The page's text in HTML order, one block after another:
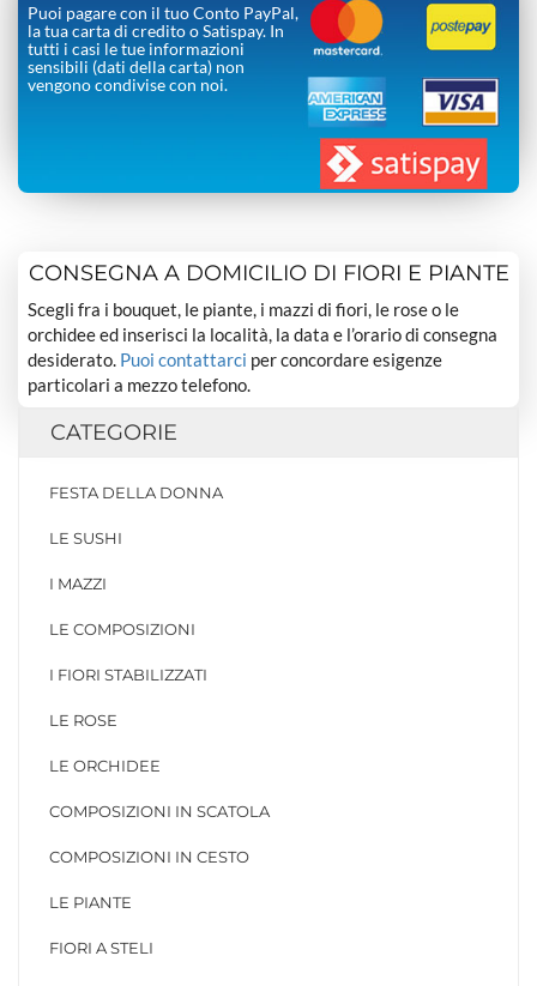
Puoi pagare con il tuo Conto PayPal,
la tua carta di credito o Satispay. In
tutti i casi le tue informazioni
sensibili (dati della carta) non
vengono condivise con noi.
CONSEGNA A DOMICILIO DI FIORI E PIANTE
Scegli fra i bouquet, le piante, i mazzi di fiori, le rose o le
orchidee ed inserisci la località, la data e l’orario di consegna
desiderato. Puoi contattarci per concordare esigenze
particolari a mezzo telefono.
CATEGORIE
FESTA DELLA DONNA
LE SUSHI
I MAZZI
LE COMPOSIZIONI
I FIORI STABILIZZATI
LE ROSE
LE ORCHIDEE
COMPOSIZIONI IN SCATOLA
COMPOSIZIONI IN CESTO
LE PIANTE
FIORI A STELI